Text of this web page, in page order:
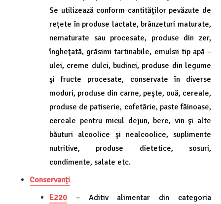
Se utilizează conform cantităţilor pevăzute de
reţete în produse lactate, brânzeturi maturate,
nematurate sau procesate, produse din zer,
îngheţată, grăsimi tartinabile, emulsii tip apă –
ulei, creme dulci, budinci, produse din legume
şi fructe procesate, conservate în diverse
moduri, produse din carne, peşte, ouă, cereale,
produse de patiserie, cofetărie, paste făinoase,
cereale pentru micul dejun, bere, vin şi alte
băuturi alcoolice şi nealcoolice, suplimente
nutritive, produse dietetice, sosuri,
condimente, salate etc.
Conservanți
E220 – Aditiv alimentar din categoria